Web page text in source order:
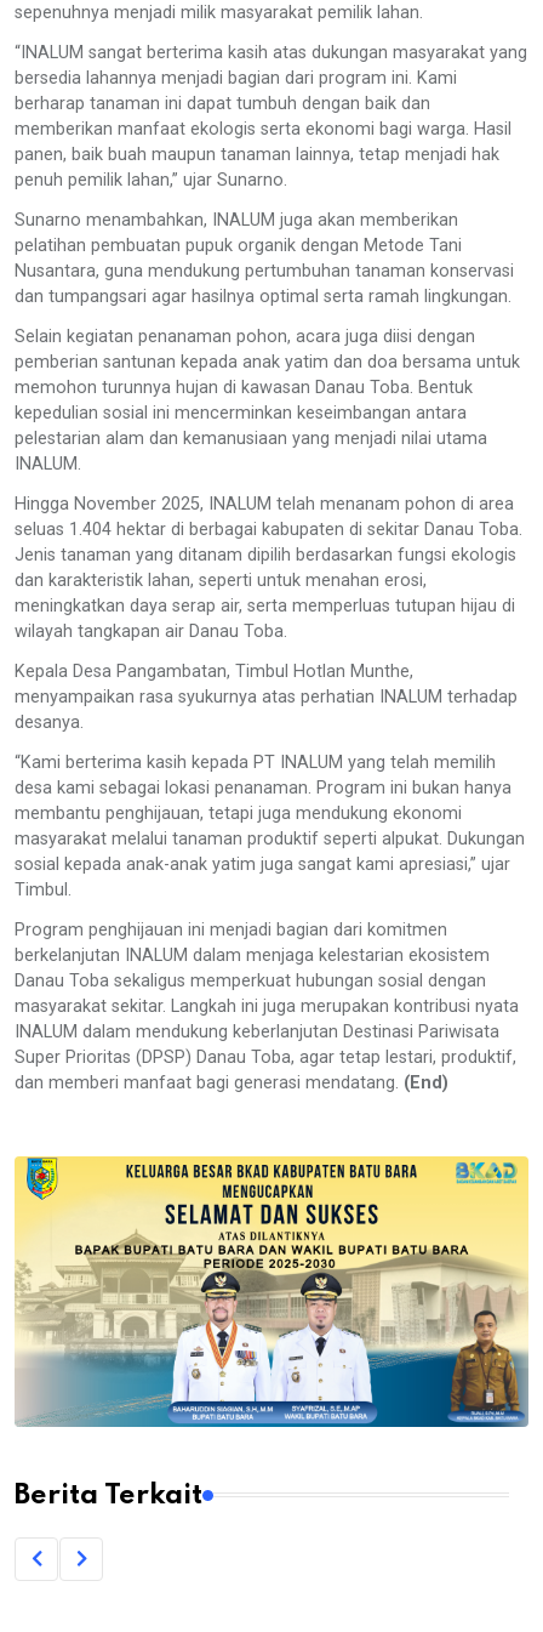
sepenuhnya menjadi milik masyarakat pemilik lahan.
“INALUM sangat berterima kasih atas dukungan masyarakat yang
bersedia lahannya menjadi bagian dari program ini. Kami
berharap tanaman ini dapat tumbuh dengan baik dan
memberikan manfaat ekologis serta ekonomi bagi warga. Hasil
panen, baik buah maupun tanaman lainnya, tetap menjadi hak
penuh pemilik lahan,” ujar Sunarno.
Sunarno menambahkan, INALUM juga akan memberikan
pelatihan pembuatan pupuk organik dengan Metode Tani
Nusantara, guna mendukung pertumbuhan tanaman konservasi
dan tumpangsari agar hasilnya optimal serta ramah lingkungan.
Selain kegiatan penanaman pohon, acara juga diisi dengan
pemberian santunan kepada anak yatim dan doa bersama untuk
memohon turunnya hujan di kawasan Danau Toba. Bentuk
kepedulian sosial ini mencerminkan keseimbangan antara
pelestarian alam dan kemanusiaan yang menjadi nilai utama
INALUM.
Hingga November 2025, INALUM telah menanam pohon di area
seluas 1.404 hektar di berbagai kabupaten di sekitar Danau Toba.
Jenis tanaman yang ditanam dipilih berdasarkan fungsi ekologis
dan karakteristik lahan, seperti untuk menahan erosi,
meningkatkan daya serap air, serta memperluas tutupan hijau di
wilayah tangkapan air Danau Toba.
Kepala Desa Pangambatan, Timbul Hotlan Munthe,
menyampaikan rasa syukurnya atas perhatian INALUM terhadap
desanya.
“Kami berterima kasih kepada PT INALUM yang telah memilih
desa kami sebagai lokasi penanaman. Program ini bukan hanya
membantu penghijauan, tetapi juga mendukung ekonomi
masyarakat melalui tanaman produktif seperti alpukat. Dukungan
sosial kepada anak-anak yatim juga sangat kami apresiasi,” ujar
Timbul.
Program penghijauan ini menjadi bagian dari komitmen
berkelanjutan INALUM dalam menjaga kelestarian ekosistem
Danau Toba sekaligus memperkuat hubungan sosial dengan
masyarakat sekitar. Langkah ini juga merupakan kontribusi nyata
INALUM dalam mendukung keberlanjutan Destinasi Pariwisata
Super Prioritas (DPSP) Danau Toba, agar tetap lestari, produktif,
dan memberi manfaat bagi generasi mendatang. (End)
Berita Terkait